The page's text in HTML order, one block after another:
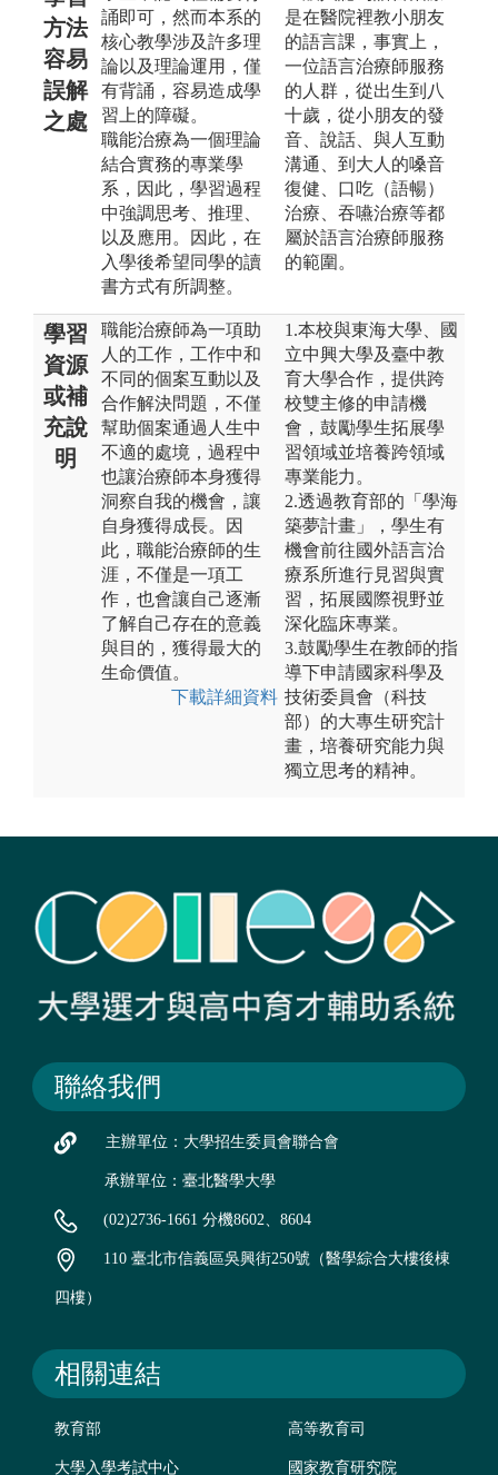
方法
容易
誤解
之處
誦即可，然而本系的
核心教學涉及許多理
論以及理論運用，僅
有背誦，容易造成學
習上的障礙。
職能治療為一個理論
結合實務的專業學
系，因此，學習過程
中強調思考、推理、
以及應用。因此，在
入學後希望同學的讀
書方式有所調整。
是在醫院裡教小朋友
的語言課，事實上，
一位語言治療師服務
的人群，從出生到八
十歲，從小朋友的發
音、說話、與人互動
溝通、到大人的嗓音
復健、口吃（語暢）
治療、吞嚥治療等都
屬於語言治療師服務
的範圍。
學習
資源
或補
充說
明
職能治療師為一項助
人的工作，工作中和
不同的個案互動以及
合作解決問題，不僅
幫助個案通過人生中
不適的處境，過程中
也讓治療師本身獲得
洞察自我的機會，讓
自身獲得成長。因
此，職能治療師的生
涯，不僅是一項工
作，也會讓自己逐漸
了解自己存在的意義
與目的，獲得最大的
生命價值。
下載詳細資料
1.本校與東海大學、國
立中興大學及臺中教
育大學合作，提供跨
校雙主修的申請機
會，鼓勵學生拓展學
習領域並培養跨領域
專業能力。
2.透過教育部的「學海
築夢計畫」，學生有
機會前往國外語言治
療系所進行見習與實
習，拓展國際視野並
深化臨床專業。
3.鼓勵學生在教師的指
導下申請國家科學及
技術委員會（科技
部）的大專生研究計
畫，培養研究能力與
獨立思考的精神。
聯絡我們
主辦單位：大學招生委員會聯合會
承辦單位：臺北醫學大學
(02)2736-1661 分機8602、8604
110 臺北市信義區吳興街250號（醫學綜合大樓後棟
四樓）
相關連結
教育部 高等教育司
大學入學考試中心 國家教育研究院